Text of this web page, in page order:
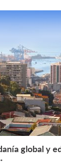
global y